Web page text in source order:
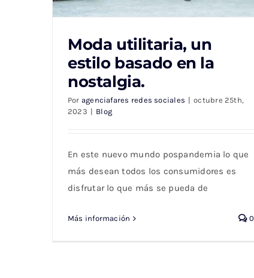
Moda utilitaria, un estilo basado en la
Moda utilitaria, un
estilo basado en la
nostalgia.
Por agenciafares redes sociales | octubre 25th,
2023 | Blog
En este nuevo mundo pospandemia lo que
más desean todos los consumidores es
disfrutar lo que más se pueda de
Más información 0